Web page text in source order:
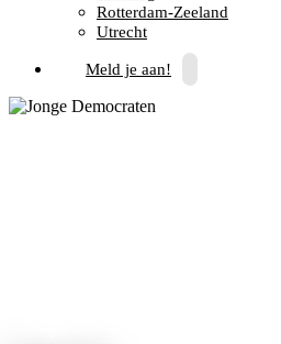
Rotterdam-Zeeland
Utrecht
Meld je aan!